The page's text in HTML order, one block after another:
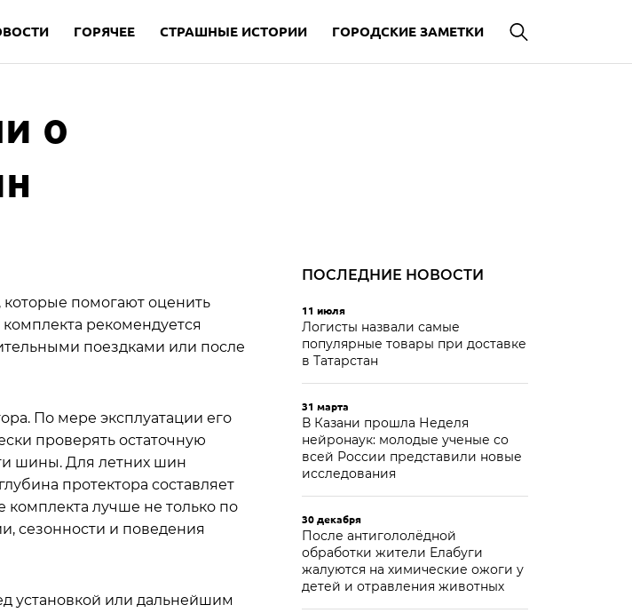
ГОРЯЧЕЕ СТРАШНЫЕ ИСТОРИИ ГОРОДСКИЕ ЗАМЕТКИ
о
помогают оценить
рекомендуется
поездками или после
По мере эксплуатации его
проверять остаточную
шины. Для летних шин
протектора составляет
лучше не только по
сезонности и поведения
установкой или дальнейшим
ПОСЛЕДНИЕ НОВОСТИ
11 июля
Логисты назвали самые
популярные товары при доставке
в Татарстан
31 марта
В Казани прошла Неделя
нейронаук: молодые ученые со
всей России представили новые
исследования
30 декабря
После антигололёдной
обработки жители Елабуги
жалуются на химические ожоги у
детей и отравления животных